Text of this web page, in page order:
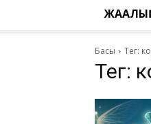
Басы Тег:
Тег: